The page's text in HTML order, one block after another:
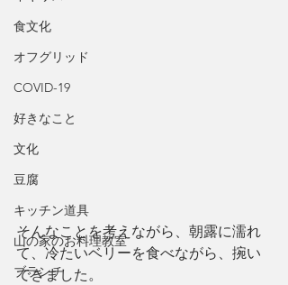
食文化
オフグリッド
COVID-19
好きなこと
文化
豆腐
キッチン道具
山の家のお料理教室
ブランチ
そんなことを考えながら、朝露に濡れ
て、冷たいベリーを食べながら、捥い
できました。